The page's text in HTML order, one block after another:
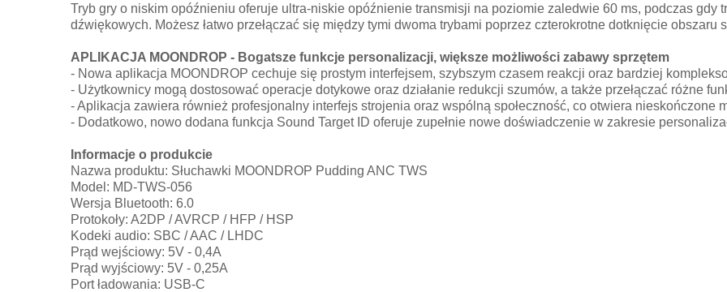
Tryb gry o niskim opóźnieniu oferuje ultra-niskie opóźnienie transmisji na poziomie zaledwie 60 ms, podczas gdy
dźwiękowych. Możesz łatwo przełączać się między tymi dwoma trybami poprzez czterokrotne dotknięcie obszaru
APLIKACJA MOONDROP - Bogatsze funkcje personalizacji, większe możliwości zabawy sprzętem
- Nowa aplikacja MOONDROP cechuje się prostym interfejsem, szybszym czasem reakcji oraz bardziej
- Użytkownicy mogą dostosować operacje dotykowe oraz działanie redukcji szumów, a także przełączać różne
- Aplikacja zawiera również profesjonalny interfejs strojenia oraz wspólną społeczność, co otwiera nieskończone
- Dodatkowo, nowo dodana funkcja Sound Target ID oferuje zupełnie nowe doświadczenie w zakresie
Informacje o produkcie
Nazwa produktu: Słuchawki MOONDROP Pudding ANC TWS
Model: MD-TWS-056
Wersja Bluetooth: 6.0
Protokoły: A2DP / AVRCP / HFP / HSP
Kodeki audio: SBC / AAC / LHDC
Prąd wejściowy: 5V - 0,4A
Prąd wyjściowy: 5V - 0,25A
Port ładowania: USB-C